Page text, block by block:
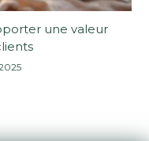
une valeur